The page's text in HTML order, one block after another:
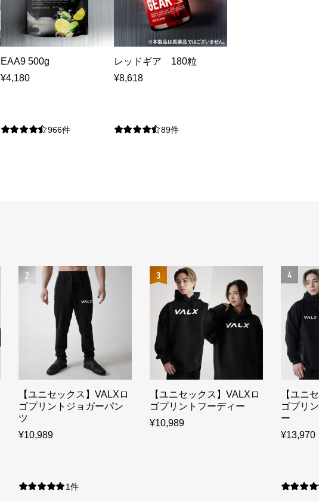
EAA9 500g
¥4,180
966件
レッドギア 180粒
¥8,618
89件
2
【ユニセックス】VALXロ
ゴプリントジョガーパン
ツ
¥10,989
1件
3
【ユニセックス】VALXロ
ゴプリントフーディー
¥10,989
4
【ユニ
ゴプリ
ー
¥13,970